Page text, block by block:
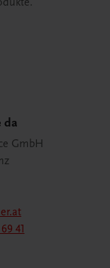
da
GmbH
41